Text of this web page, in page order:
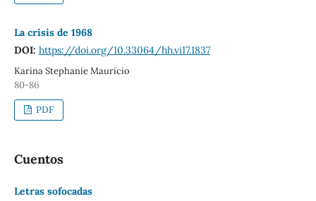
La crisis de 1968
DOI: https://doi.org/10.33064/hh.vi17.1837
Karina Stephanie Mauricio
80-86
PDF
Cuentos
Letras sofocadas